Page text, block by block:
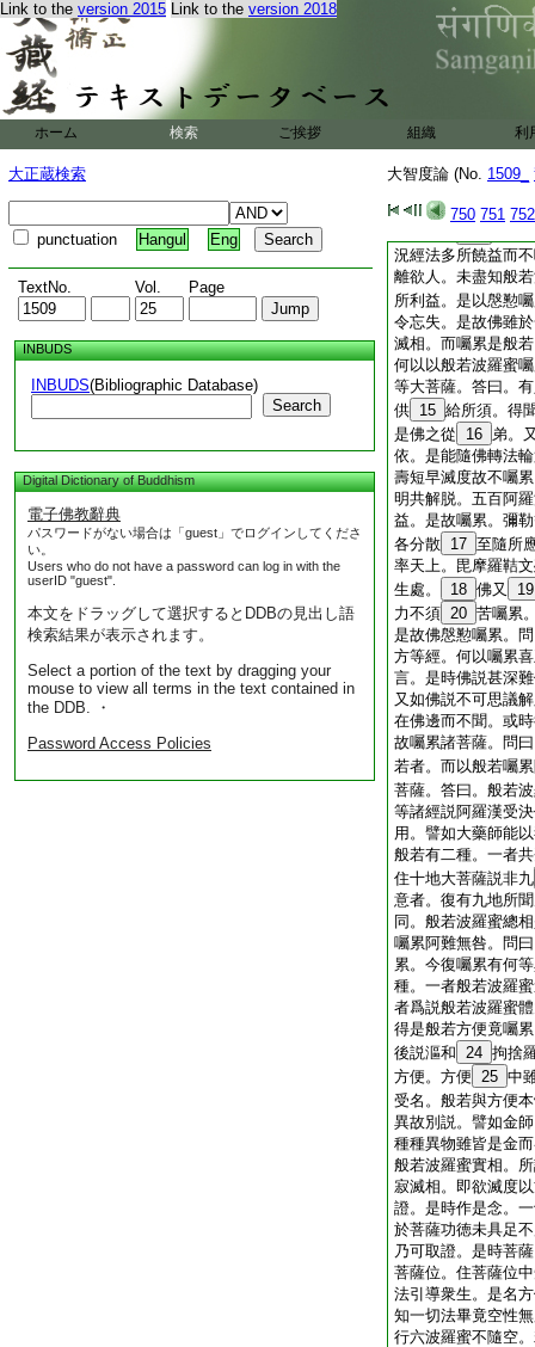
Link to the version 2015 Link to the version 2018
ホーム 検索 ご挨拶 組織 利
大正蔵検索
punctuation Hangul Eng
TextNo. Vol. Page
INBUDS
INBUDS(Bibliographic Database)
Search
Digital Dictionary of Buddhism
電子佛教辭典
パスワードがない場合は「guest」でログインしてくださ
い。
Users who do not have a password can log in with the
userID "guest".
本文をドラッグして選択するとDDBの見出し語
検索結果が表示されます。
Select a portion of the text by dragging your
mouse to view all terms in the text contained in
the DDB. ・
Password Access Policies
大智度論 (No. 1509_
750 751 752
見佛不離聞法常親
已。彌勒等諸菩薩
弗大目 6 犍連摩訶
9 倶絺羅
羅等。聞佛所説皆
12 論問曰佛已斷
著不取相。今何以
如愛著。答曰。諸
來。乃至到涅槃門
況經法多所饒益而
離欲人。未盡知般
所利益。是以慇懃
令忘失。是故佛雖
滅相。而囑累是般
何以以般若波羅蜜
等大菩薩。答曰。
供 15 給所須。得
是佛之從
16 弟。
依。是能隨佛轉法
壽短早滅度故不囑
明共解脱。五百阿
益。是故囑累。彌
各分散 17 至隨所
率天上。毘摩羅鞊
生處。
18 佛又
19
力不須 20 苦囑累
是故佛慇懃囑累。
方等經。何以囑累
言。是時佛説甚深
又如佛説不可思議
在佛邊而不聞。或
故囑累諸菩薩。問
若者。而以般若囑
菩薩。答曰。般若
等諸經説阿羅漢受
用。譬如大藥師能
般若有二種。一者
住十地大菩薩説非九
意者。復有九地所
同。般若波羅蜜總
囑累阿難無咎。問
累。今復囑累有何
種。一者般若波羅
者爲説般若波羅蜜
得是般若方便竟囑
後説漚和 24 拘捨
方便。方便 25 中
受名。般若與方便
異故別説。譬如金
種種異物雖皆是金
般若波羅蜜實相。
寂滅相。即欲滅度
證。是時作是念。
於菩薩功徳未具足
乃可取證。是時菩
菩薩位。住菩薩位
法引導衆生。是名
知一切法畢竟空性
行六波羅蜜不隨空